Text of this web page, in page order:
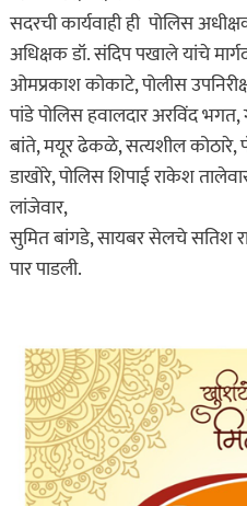
सदरची कार्यवाही ही पोलिस
अधिक्षक डॉ. संदिप पखाले यांचे
ओमप्रकाश कोकाटे, पोलीस
पांडे पोलिस हवालदार अरविंद
बांते, मयूर ढेकळे, सत्यशील कोठारे,
डाखोरे, पोलिस शिपाई राकेश
लांजेवार,
सुमित बांगडे, सायबर सेलचे सतिश
पार पाडली.